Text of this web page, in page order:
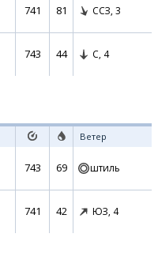
741 81 ССЗ, 3
743 44 С, 4
Ветер
743 69 штиль
741 42 ЮЗ, 4